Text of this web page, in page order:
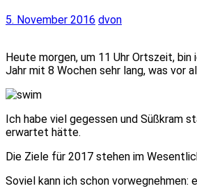
5. November 2016 dvon
Heute morgen, um 11 Uhr Ortszeit,
Jahr mit 8 Wochen sehr lang, was vor
Ich habe viel gegessen und Süßkram
erwartet hätte.
Die Ziele für 2017 stehen im
Soviel kann ich schon vorwegnehmen: